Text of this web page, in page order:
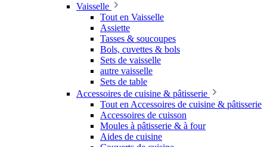
Vaisselle
Tout en Vaisselle
Assiette
Tasses & soucoupes
Bols, cuvettes & bols
Sets de vaisselle
autre vaisselle
Sets de table
Accessoires de cuisine & pâtisserie
Tout en Accessoires de cuisine & pâtisserie
Accessoires de cuisson
Moules à pâtisserie & à four
Aides de cuisine